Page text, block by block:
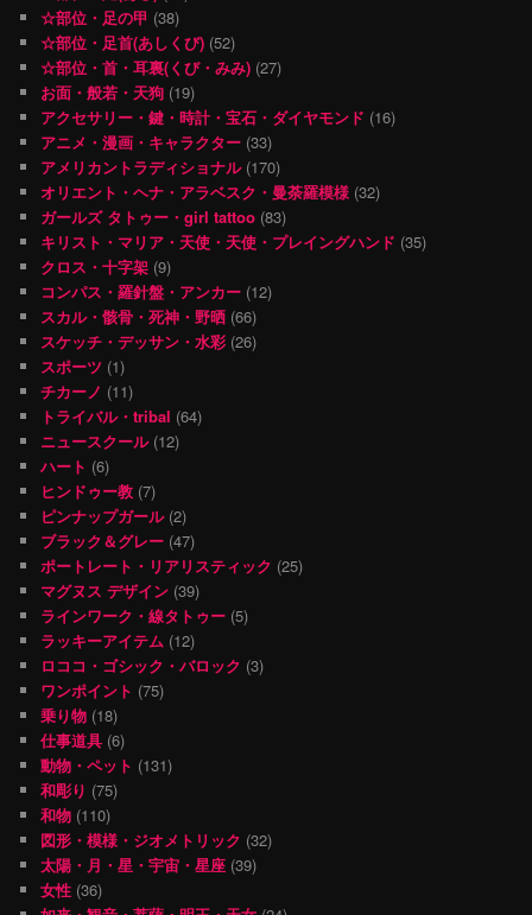
☆部位・足の甲 (38)
☆部位・足首(あしくび) (52)
☆部位・首・耳裏(くび・みみ) (27)
お面・般若・天狗 (19)
アクセサリー・鍵・時計・宝石・ダイヤモンド (16)
アニメ・漫画・キャラクター (33)
アメリカントラディショナル(170)
オリエント・ヘナ・アラベスク・曼荼羅模様 (32)
ガールズ タトゥー・girl tattoo (83)
キリスト・マリア・天使・天使・プレイングハンド (35)
クロス・十字架 (9)
コンパス・羅針盤・アンカー (12)
スカル・骸骨・死神・野晒 (66)
スケッチ・デッサン・水彩 (26)
スポーツ (1)
チカーノ (11)
トライバル・tribal (64)
ニュースクール(12)
ハート (6)
ヒンドゥー教 (7)
ピンナップガール(2)
ブラック＆グレー (47)
ポートレート・リアリスティック (25)
マグヌス デザイン (39)
ラインワーク・線タトゥー (5)
ラッキーアイテム (12)
ロココ・ゴシック・バロック (3)
ワンポイント (75)
乗り物 (18)
仕事道具 (6)
動物・ペット (131)
和彫り (75)
和物 (110)
図形・模様・ジオメトリック (32)
太陽・月・星・宇宙・星座 (39)
女性 (36)